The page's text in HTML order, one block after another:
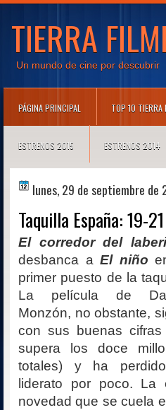
TIERRA
Un mundo de cine por descubrir
PÁGINA PRINCIPAL TOP 10 TIERRA
ESTRENOS 2015 ESTRENOS 2014
lunes, 29 de septiembre de
Taquilla España: 19-
El corredor del
desbanca aEl niño
primer puesto de la
La película de
Monzón, no obstante,
con sus buenas cifras
supera los doce
totales) y ha
liderato por poco. La
novedad que se cuela